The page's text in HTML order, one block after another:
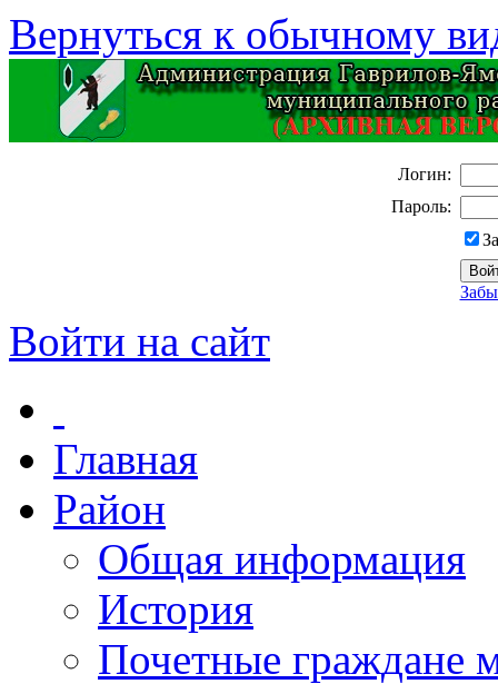
Вернуться к обычному
Логин:
Пароль:
Войти на сайт
Главная
Район
Общая информация
История
Почетные граждане